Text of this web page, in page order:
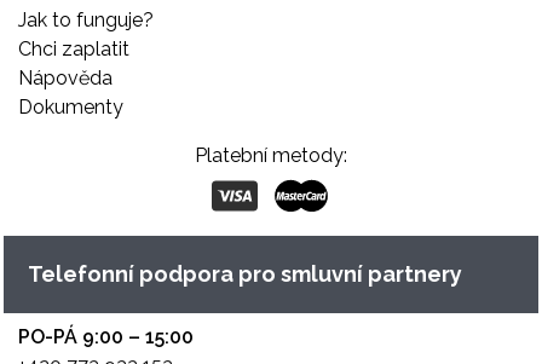
Jak to funguje?
Chci zaplatit
Nápověda
Dokumenty
Platební metody:
Telefonní podpora pro smluvní partnery
PO-PÁ 9:00 – 15:00